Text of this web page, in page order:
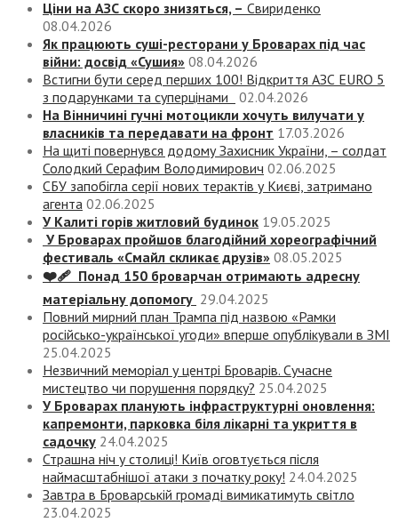
Ціни на АЗС скоро знизяться, – Свириденко
08.04.2026
Як працюють суші-ресторани у Броварах під час
війни: досвід «Сушия» 08.04.2026
Встигни бути серед перших 100! Відкриття АЗС EURO 5
з подарунками та суперцінами
02.04.2026
На Вінничині гучні мотоцикли хочуть вилучати у
власників та передавати на фронт 17.03.2026
На щиті повернувся додому Захисник України, – солдат
Солодкий Серафим Володимирович 02.06.2025
СБУ запобігла серії нових терактів у Києві, затримано
агента 02.06.2025
У Калиті горів житловий будинок 19.05.2025
У Броварах пройшов благодійний хореографічний
фестиваль «Смайл скликає друзів» 08.05.2025
❤️‍🩹 Понад 150 броварчан отримають адресну
матеріальну допомогу 29.04.2025
Повний мирний план Трампа під назвою «‎Рамки
російсько-української угоди» вперше опублікували в ЗМІ
25.04.2025
Незвичний меморіал у центрі Броварів. Сучасне
мистецтво чи порушення порядку? 25.04.2025
У Броварах планують інфраструктурні оновлення:
капремонти, парковка біля лікарні та укриття в
садочку 24.04.2025
Страшна ніч у столиці! Київ оговтується після
наймасштабнішої атаки з початку року! 24.04.2025
Завтра в Броварській громаді вимикатимуть світло
23.04.2025